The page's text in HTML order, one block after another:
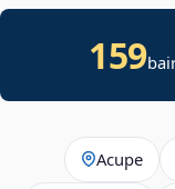
159
Acupe